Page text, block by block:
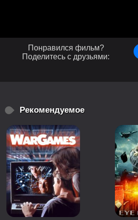
Понравился фильм?
Поделитесь с друзьями:
Рекомендуемое